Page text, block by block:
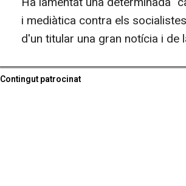
i mediàtica contra els
d'un titular una gran notícia i de
Contingut patrocinat